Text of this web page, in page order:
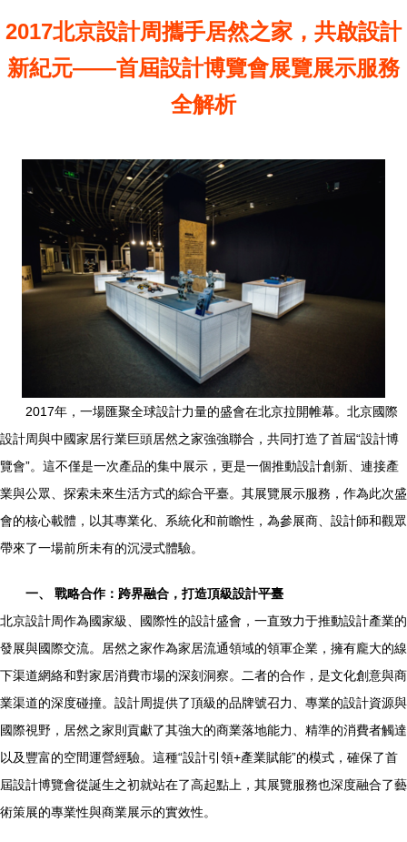
2017北京設計周攜手居然之家，共啟設計
新紀元——首屆設計博覽會展覽展示服務
全解析
2017年，一場匯聚全球設計力量的盛會在北京拉開帷幕。北京國際
設計周與中國家居行業巨頭居然之家強強聯合，共同打造了首屆“設計博
覽會”。這不僅是一次產品的集中展示，更是一個推動設計創新、連接產
業與公眾、探索未來生活方式的綜合平臺。其展覽展示服務，作為此次盛
會的核心載體，以其專業化、系統化和前瞻性，為參展商、設計師和觀眾
帶來了一場前所未有的沉浸式體驗。
一、 戰略合作：跨界融合，打造頂級設計平臺
北京設計周作為國家級、國際性的設計盛會，一直致力于推動設計產業的
發展與國際交流。居然之家作為家居流通領域的領軍企業，擁有龐大的線
下渠道網絡和對家居消費市場的深刻洞察。二者的合作，是文化創意與商
業渠道的深度碰撞。設計周提供了頂級的品牌號召力、專業的設計資源與
國際視野，居然之家則貢獻了其強大的商業落地能力、精準的消費者觸達
以及豐富的空間運營經驗。這種“設計引領+產業賦能”的模式，確保了首
屆設計博覽會從誕生之初就站在了高起點上，其展覽服務也深度融合了藝
術策展的專業性與商業展示的實效性。